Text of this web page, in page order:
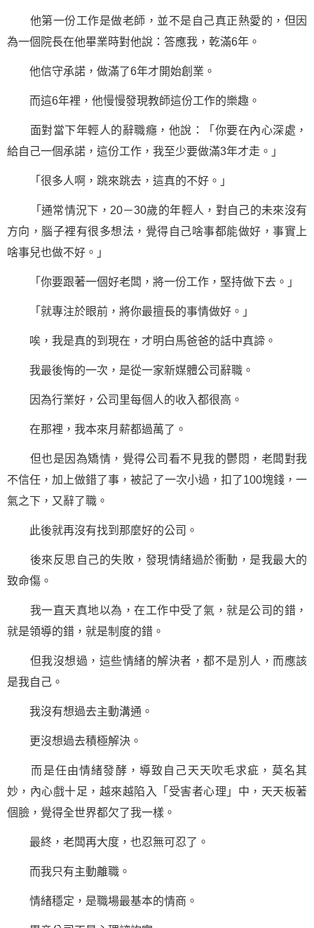
他第一份工作是做老師，並不是自己真正熱愛的，但因
為一個院長在他畢業時對他說：答應我，乾滿6年。
他信守承諾，做滿了6年才開始創業 。
而這6年裡，他慢慢發現教師這份工作的樂趣。
面對當下年輕人的辭職癮，他說：「你要在內心深處，
給自己一個承諾，這份工作，我至少要做滿3年才走。」
「很多人啊，跳來跳去，這真的不好。」
「通常情況下，20－30歲的年輕人，對自己的未來沒有
方向，腦子裡有很多想法，覺得自己啥事都能做好，事實上
啥事兒也做不好。」
「你要跟著一個好老闆，將一份工作， 堅持做下去。」
「就專注於眼前，將你最擅長的事情做好。」
唉，我是真的到現在，才明白馬爸爸的話中真諦。
我最後悔的一次，是從一家新媒體公司辭職。
因為行業好，公司里每個人的收入都很高。
在那裡，我本來月薪都過萬了。
但也是因為矯情，覺得公司看不見我的鬱悶，老闆對我
不信任，加上做錯了事，被記了一次小過，扣了100塊錢，一
氣之下，又辭了職。
此後就再沒有找到那麼好的公司。
後來反思自己的失敗，發現情緒過於衝動，是我最大的
致命傷。
我一直天真地以為，在工作中受了氣，就是公司的錯，
就是領導的錯，就是制度的錯。
但我沒想過，這些情緒的解決者，都不是別人，而應該
是我自己。
我沒有想過去主動溝通。
更沒想過去積極解決。
而是任由情緒發酵，導致自己天天吹毛求疵，莫名其
妙，內心戲十足，越來越陷入「受害者心理」中，天天板著
個臉，覺得全世界都欠了我一樣。
最終，老闆再大度，也忍無可忍了。
而我只有主動離職。
情緒穩定，是職場最基本的情商。